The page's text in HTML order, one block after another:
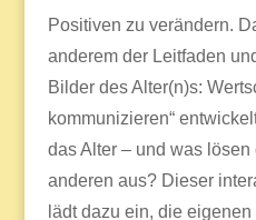
Positiven zu verändern.
anderem der Leitfaden
Bilder des Alter(n)s:
kommunizieren“
das Alter – und was
anderen aus? Dieser
lädt dazu ein, die